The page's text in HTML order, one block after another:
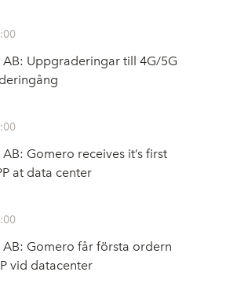
Uppgraderingar till 4G/5G
Gomero receives it’s first
at data center
Gomero får första ordern
vid datacenter